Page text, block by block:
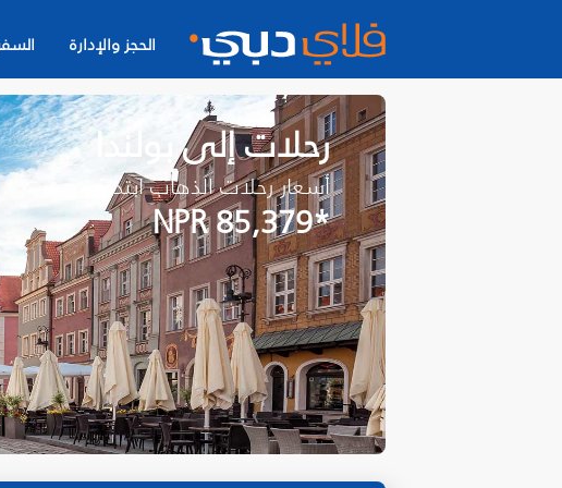
الحجز والإدارة
رحلات إلى بولندا
أسعار رحلات الذهاب ابتداءً من
*NPR 85,379